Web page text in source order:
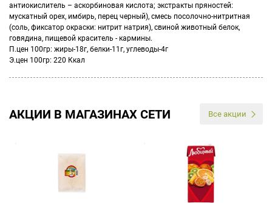
антиокислитель – аскорбиновая кислота; экстракты пряностей:
мускатный орех, имбирь, перец черный), смесь посолочно-нитритная
(соль, фиксатор окраски: нитрит натрия), свиной животный белок,
говядина, пищевой краситель - кармины.
П.цен 100гр: жиры-18г, белки-11г, углеводы-4г
Э.цен 100гр: 220 Ккал
АКЦИИ В МАГАЗИНАХ СЕТИ Все акции